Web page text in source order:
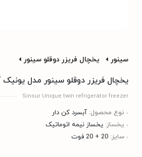
سینور یخچال فریزر دوقلو سینور
یخچال فریزر دوقلو سینور مدل یونیک
Sinour Unique twin refrigerator freezer
نوع محصول: آبسرد کن دار
یخساز: یخساز نیمه اتوماتیک
سایز: 20 + 20 فوت